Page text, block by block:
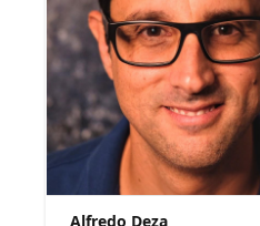
Alfredo Deza